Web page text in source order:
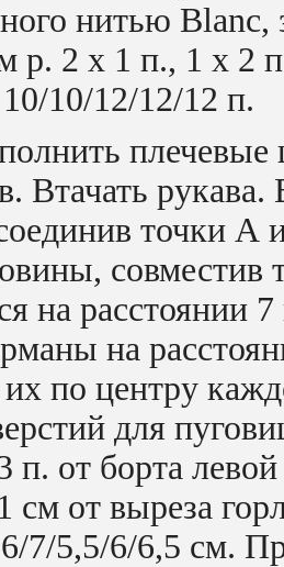
нитью Blanc,
р. 2 х 1 п., 1 х 2
10/12/12/12 п.
Втачать
точки
на расстоянии
на
по центру
для
п. от борта
см от выреза
7/5,5/6/6,5 см.